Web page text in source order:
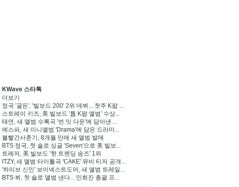
KWave 스타톡
더보기
정국 '골든', '빌보드 200' 2위 데뷔…첫주 K팝 ...
스트레이 키즈, 美 빌보드 '톱 K팝 앨범' 수상...
태연, 새 앨범 수록곡 '번 잇 다운'에 담아낸 ...
에스파, 새 미니앨범 'Drama'에 담은 드라마...
볼빨간사춘기, 8개월 만에 새 앨범 발매
BTS 정국, 첫 솔로 싱글 'Seven'으로 美 빌보...
트레저, 美 빌보드 '핫 트렌딩 송즈' 1위
ITZY, 새 앨범 타이틀곡 'CAKE' 뮤비 티저 공개...
'하이브 신인' 보이넥스트도어, 새 앨범 트레일...
BTS 뷔, 첫 솔로 앨범 낸다…민희진 총괄 프...